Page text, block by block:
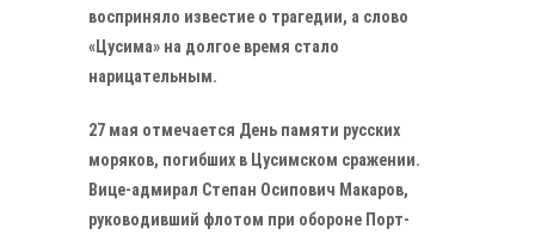
восприняло известие о трагедии, а слово
«Цусима» на долгое время стало
нарицательным.
27 мая отмечается День памяти русских
моряков, погибших в Цусимском сражении.
Вице-адмирал Степан Осипович Макаров,
руководивший флотом при обороне Порт-